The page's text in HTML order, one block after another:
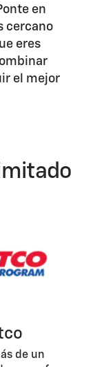
en
cercano
eres
el mejor
de un